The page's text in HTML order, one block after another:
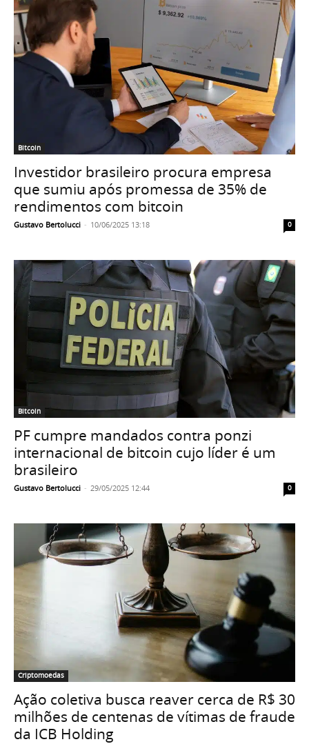
Bitcoin
Investidor brasileiro procura empresa
que sumiu após promessa de 35% de
rendimentos com bitcoin
Gustavo Bertolucci - 10/06/2025 13:18 0
Bitcoin
PF cumpre mandados contra ponzi
internacional de bitcoin cujo líder é um
brasileiro
Gustavo Bertolucci - 29/05/2025 12:44 0
Criptomoedas
Ação coletiva busca reaver cerca de R$ 30
milhões de centenas de vítimas de fraude
da ICB Holding